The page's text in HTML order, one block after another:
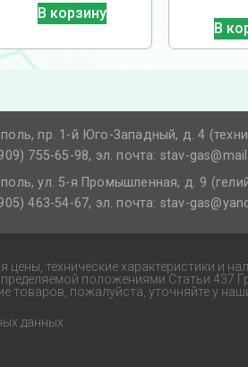
В корзину
В
пр. 1-й Юго-Западный, д. 4
755-65-98, эл. почта: stav-
ул. 5-я Промышленная, д. 9
463-54-67, эл. почта: stav-
технические характеристики и
положениями Статьи 437
товаров, пожалуйста, уточняйте у
данных